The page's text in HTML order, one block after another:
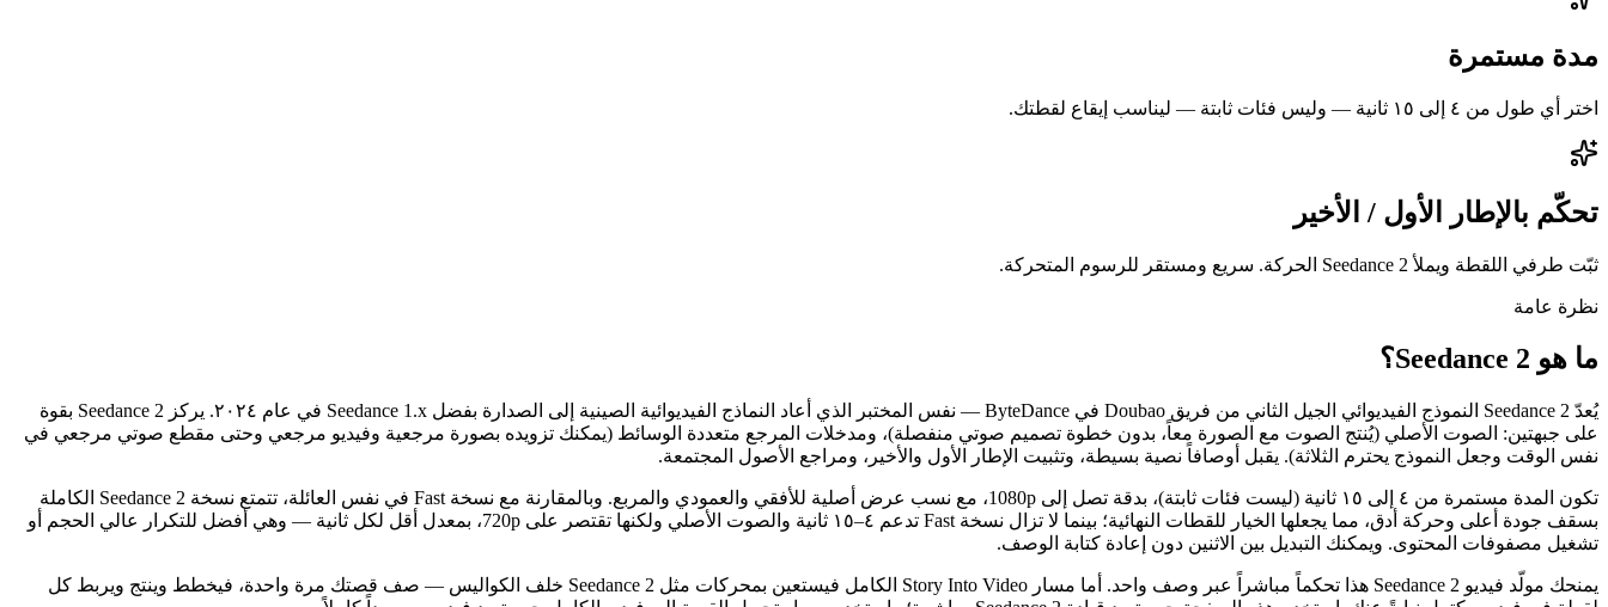
مدة مستمرة
اختر أي طول من ٤ إلى ١٥ ثانية — وليس فئات ثابتة — ليناسب إيقاع لقطتك.
تحكّم بالإطار الأول / الأخير
ثبّت طرفي اللقطة ويملأ Seedance 2 الحركة. سريع ومستقر للرسوم المتحركة.
نظرة عامة
ما هو Seedance 2؟
يُعدّ Seedance 2 النموذج الفيديوائي الجيل الثاني من فريق Doubao في ByteDance — نفس المختبر الذي أعاد النماذج الفيديوائية الصينية إلى الصدارة بفضل Seedance 1.x في عام ٢٠٢٤. يركز Seedance 2 بقوة
على جبهتين: الصوت الأصلي (يُنتج الصوت مع الصورة معاً، بدون خطوة تصميم صوتي منفصلة)، ومدخلات المرجع متعددة الوسائط (يمكنك تزويده بصورة مرجعية وفيديو مرجعي وحتى مقطع صوتي مرجعي في
نفس الوقت وجعل النموذج يحترم الثلاثة). يقبل أوصافاً نصية بسيطة، وتثبيت الإطار الأول والأخير، ومراجع الأصول المجتمعة.
تكون المدة مستمرة من ٤ إلى ١٥ ثانية (ليست فئات ثابتة)، بدقة تصل إلى 1080p، مع نسب عرض أصلية للأفقي والعمودي والمربع. وبالمقارنة مع نسخة Fast في نفس العائلة، تتمتع نسخة Seedance 2 الكاملة
بسقف جودة أعلى وحركة أدق، مما يجعلها الخيار للقطات النهائية؛ بينما لا تزال نسخة Fast تدعم ٤–١٥ ثانية والصوت الأصلي ولكنها تقتصر على 720p، بمعدل أقل لكل ثانية — وهي أفضل للتكرار عالي الحجم أو
تشغيل مصفوفات المحتوى. ويمكنك التبديل بين الاثنين دون إعادة كتابة الوصف.
يمنحك مولّد فيديو Seedance 2 هذا تحكماً مباشراً عبر وصف واحد. أما مسار Story Into Video الكامل فيستعين بمحركات مثل Seedance 2 خلف الكواليس — صف قصتك مرة واحدة، فيخطط وينتج ويربط كل